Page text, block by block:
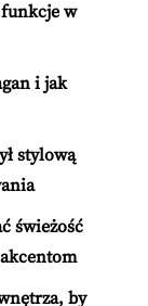
w
i jak
stylową
świeżość
by